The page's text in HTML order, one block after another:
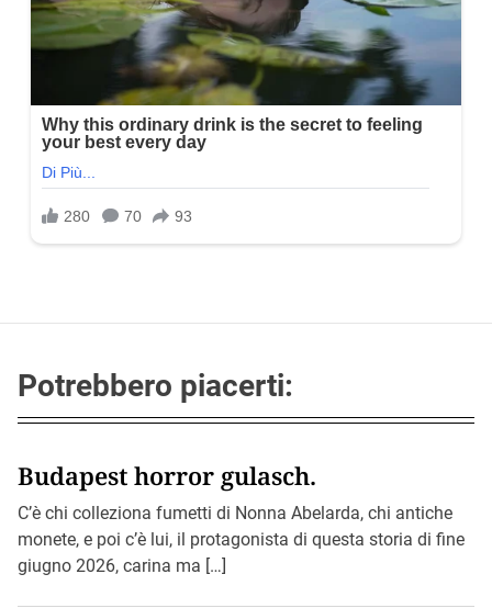
Potrebbero piacerti:
Budapest horror gulasch.
C’è chi colleziona fumetti di Nonna Abelarda, chi antiche
monete, e poi c’è lui, il protagonista di questa storia di fine
giugno 2026, carina ma […]